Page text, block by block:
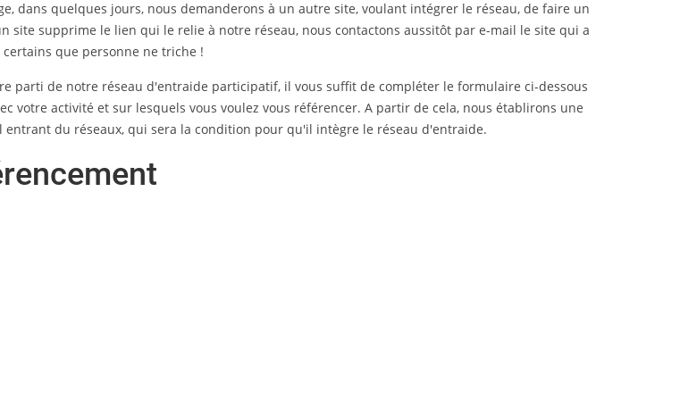
dans quelques jours, nous demanderons à un autre site, voulant intégrer le réseau, de faire un
site supprime le lien qui le relie à notre réseau, nous contactons aussitôt par e-mail le site qui a
que personne ne triche !
parti de notre réseau d'entraide participatif, il vous suffit de compléter le formulaire ci-dessous
votre activité et sur lesquels vous voulez vous référencer. A partir de cela, nous établirons une
du réseaux, qui sera la condition pour qu'il intègre le réseau d'entraide.